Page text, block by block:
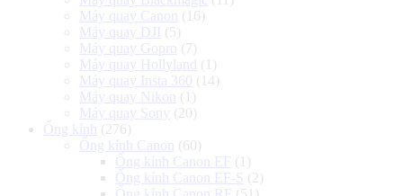
Máy quay Canon
(16)
Máy quay DJI (5)
Máy quay Gopro (7)
Máy quay Hollyland
(1)
Máy quay Insta 360 (14)
Máy quay Nikon
(1)
Máy quay Sony (20)
Ống kính
(276)
Ống kính Canon
(60)
Ống kính Canon EF
(1)
Ống kính Canon EF-S (2)